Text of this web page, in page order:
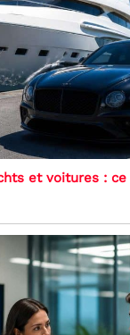
et voitures : ce